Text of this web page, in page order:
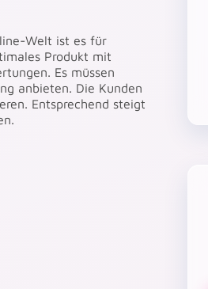
Welt ist es für
Produkt mit
Es müssen
anbieten. Die Kunden
Entsprechend steigt